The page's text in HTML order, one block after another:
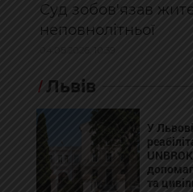
Суд зобов'язав
неповнолітньої
Львів
У
та